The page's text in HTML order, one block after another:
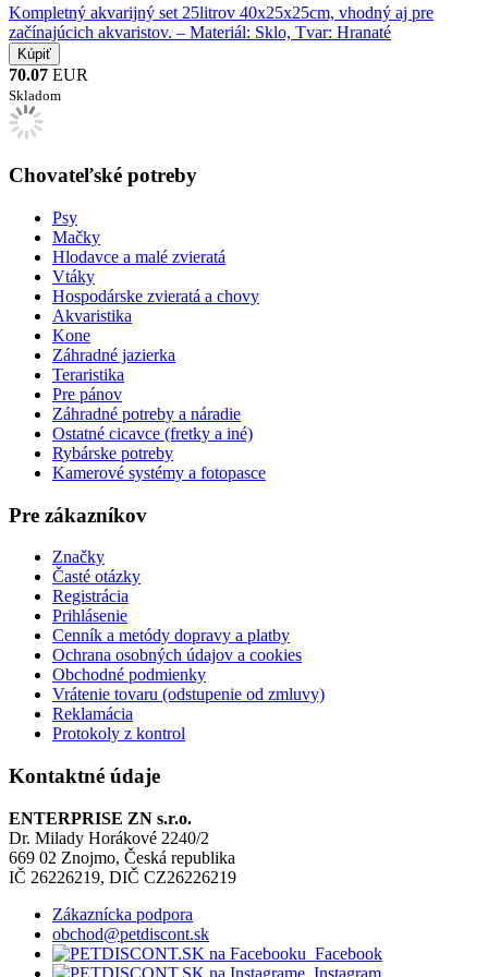
Kompletný akvarijný set 25litrov 40x25x25cm, vhodný aj pre
začínajúcich akvaristov. – Materiál: Sklo, Tvar: Hranaté
70.07 EUR
Skladom
Chovateľské potreby
Psy
Mačky
Hlodavce a malé zvieratá
Vtáky
Hospodárske zvieratá a chovy
Akvaristika
Kone
Záhradné jazierka
Teraristika
Pre pánov
Záhradné potreby a náradie
Ostatné cicavce (fretky a iné)
Rybárske potreby
Kamerové systémy a fotopasce
Pre zákazníkov
Značky
Časté otázky
Registrácia
Prihlásenie
Cenník a metódy dopravy a platby
Ochrana osobných údajov a cookies
Obchodné podmienky
Vrátenie tovaru (odstupenie od zmluvy)
Reklamácia
Protokoly z kontrol
Kontaktné údaje
ENTERPRISE ZN s.r.o.
Dr. Milady Horákové 2240/2
669 02 Znojmo, Česká republika
IČ 26226219, DIČ CZ26226219
Zákaznícka podpora
obchod@petdiscont.sk
Facebook
Instagram